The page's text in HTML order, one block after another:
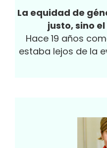
La equidad de
justo, sino
Hace 19 años
estaba lejos de la